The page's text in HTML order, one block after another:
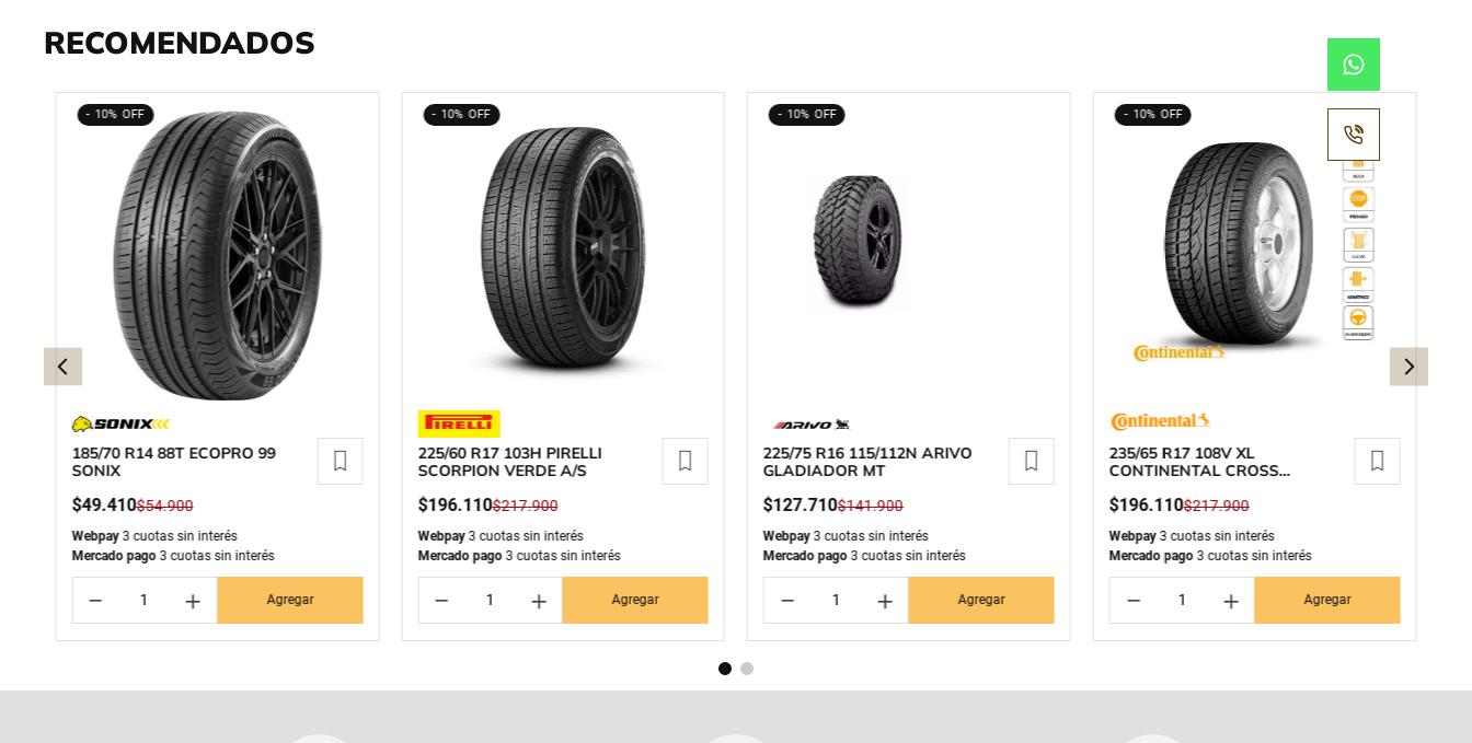
RECOMENDADOS
10%
185/70 R14 88T ECOPRO 99
SONIX
$49.410$54.900
Webpay3 cuotas sin interés
Mercado pago3 cuotas sin interés
＋
－ Agregar
10%
225/60 R17 103H PIRELLI
SCORPION VERDE A/S
$196.110$217.900
Webpay3 cuotas sin interés
Mercado pago3 cuotas sin interés
＋
－ Agregar
10%
225/75 R16 115/112N ARIVO
GLADIADOR MT
$127.710$141.900
Webpay 3 cuotas sin interés
Mercado pago 3 cuotas sin interés
＋
－ Agregar
10%
235/65 R17 108V XL
CONTINENTAL CROSS
$196.110$217.900
Webpay3 cuotas sin interés
Mercado pago3 cuotas sin interés
＋
－ Agregar